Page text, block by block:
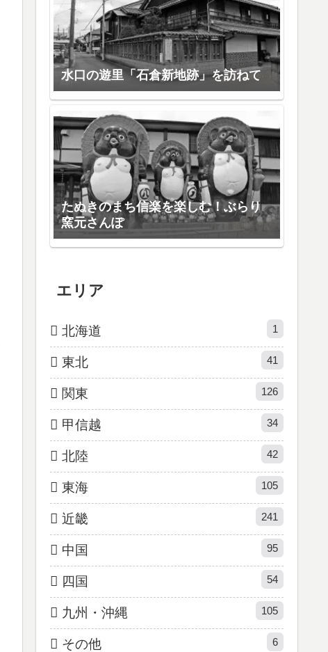
水口の遊里「石倉新地跡」を訪ねて
たぬきのまち信楽を楽しむ！ぶらり
窯元さんぽ
エリア
北海道 1
東北 41
関東 126
甲信越 34
北陸 42
東海 105
近畿 241
中国 95
四国 54
九州・沖縄 105
その他 6